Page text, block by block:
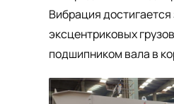
Вибрация
эксцентриковых
подшипником вала в